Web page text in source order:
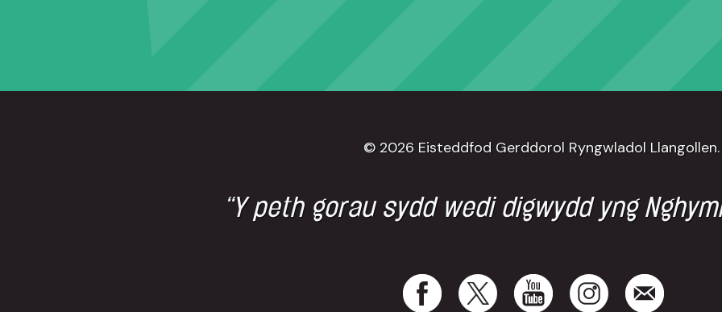
© 2026 Eisteddfod Gerddorol Ryngwladol Llangollen.
“Y peth gorau sydd wedi digwydd yng